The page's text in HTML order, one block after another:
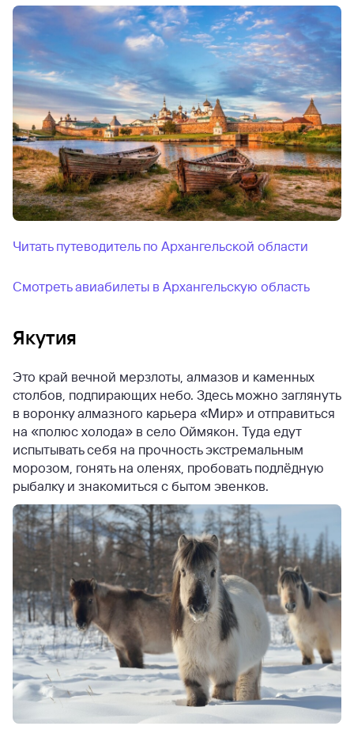
Читать путеводитель по Архангельской области
Смотреть авиабилеты в Архангельскую область
Якутия
Это край вечной мерзлоты, алмазов и каменных
столбов, подпирающих небо. Здесь можно заглянуть
в воронку алмазного карьера «Мир» и отправиться
на «полюс холода» в село Оймякон. Туда едут
испытывать себя на прочность экстремальным
морозом, гонять на оленях, пробовать подлёдную
рыбалку и знакомиться с бытом эвенков.